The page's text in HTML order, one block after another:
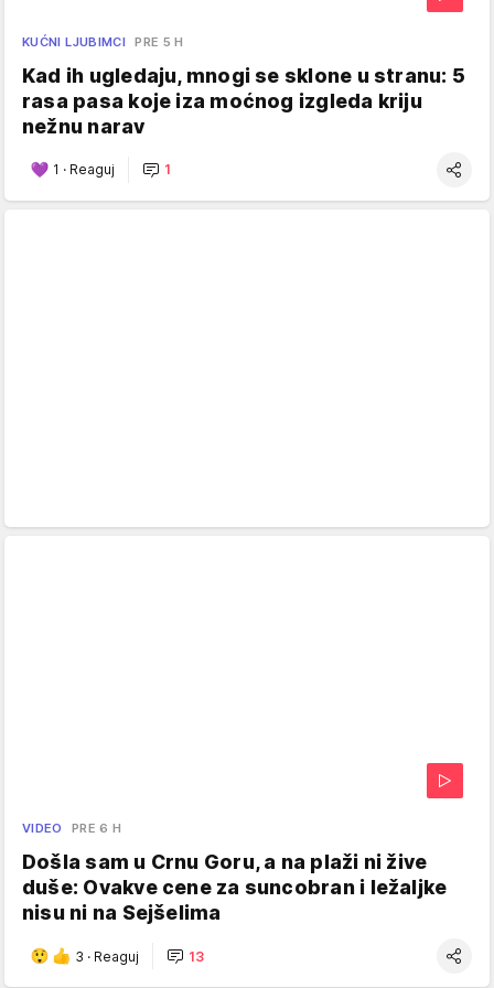
KUĆNI LJUBIMCI PRE 5 H
Kad ih ugledaju, mnogi se sklone u stranu: 5
rasa pasa koje iza moćnog izgleda kriju
nežnu narav
1 · Reaguj 1
VIDEO PRE 6 H
Došla sam u Crnu Goru, a na plaži ni žive
duše: Ovakve cene za suncobran i ležaljke
nisu ni na Sejšelima
3 · Reaguj 13